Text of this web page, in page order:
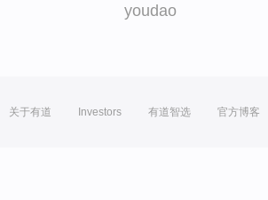
youdao
关于有道 Investors 有道智选 官方博客